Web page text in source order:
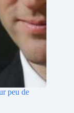
peu de